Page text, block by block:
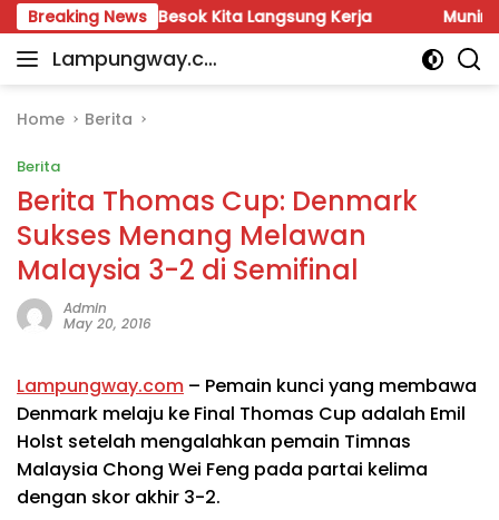
Skip
to
content
Breaking News
Fauzi: Besok Kita Langsung Kerja Munir: Jangan
Lampungway.co
Portal
Daerah
Terpercaya
dan
Terupdate
Home Berita
Berita
Berita Thomas Cup: Denmark
Sukses Menang Melawan
Malaysia 3-2 di Semifinal
Admin
May 20, 2016
Lampungway.com – Pemain kunci yang membawa
Denmark melaju ke Final Thomas Cup adalah Emil
Holst setelah mengalahkan pemain Timnas
Malaysia Chong Wei Feng pada partai kelima
dengan skor akhir 3-2.